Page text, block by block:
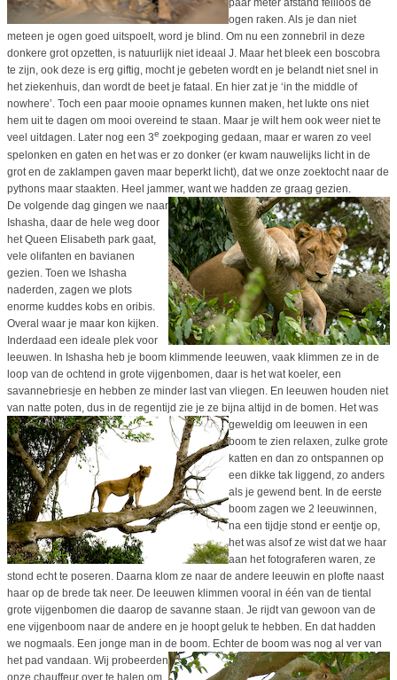
ogen raken. Als je dan niet
meteen je ogen goed uitspoelt, word je blind. Om nu een zonnebril in deze
donkere grot opzetten, is natuurlijk niet ideaal J. Maar het bleek een boscobra
te zijn, ook deze is erg giftig, mocht je gebeten wordt en je belandt niet snel in
het ziekenhuis, dan wordt de beet je fataal. En hier zat je ‘in the middle of
nowhere’. Toch een paar mooie opnames kunnen maken, het lukte ons niet
hem uit te dagen om mooi overeind te staan. Maar je wilt hem ook weer niet te
veel uitdagen. Later nog een 3e zoekpoging gedaan, maar er waren zo veel
spelonken en gaten en het was er zo donker (er kwam nauwelijks licht in de
grot en de zaklampen gaven maar beperkt licht), dat we onze zoektocht naar de
pythons maar staakten. Heel jammer, want we hadden ze graag gezien.
De volgende dag gingen we naar
Ishasha, daar de hele weg door
het Queen Elisabeth park gaat,
vele olifanten en bavianen
gezien. Toen we Ishasha
naderden, zagen we plots
enorme kuddes kobs en oribis.
Overal waar je maar kon kijken.
Inderdaad een ideale plek voor
leeuwen. In Ishasha heb je boom klimmende leeuwen, vaak klimmen ze in de
loop van de ochtend in grote vijgenbomen, daar is het wat koeler, een
savannebriesje en hebben ze minder last van vliegen. En leeuwen houden niet
van natte poten, dus in de regentijd zie je ze bijna altijd in de bomen. Het was
geweldig om leeuwen in een
boom te zien relaxen, zulke grote
katten en dan zo ontspannen op
een dikke tak liggend, zo anders
als je gewend bent. In de eerste
boom zagen we 2 leeuwinnen,
na een tijdje stond er eentje op,
het was alsof ze wist dat we haar
aan het fotograferen waren, ze
stond echt te poseren. Daarna klom ze naar de andere leeuwin en plofte naast
haar op de brede tak neer. De leeuwen klimmen vooral in één van de tiental
grote vijgenbomen die daarop de savanne staan. Je rijdt van gewoon van de
ene vijgenboom naar de andere en je hoopt geluk te hebben. En dat hadden
we nogmaals. Een jonge man in de boom. Echter de boom was nog al ver van
het pad vandaan. Wij probeerden
onze chauffeur over te halen om